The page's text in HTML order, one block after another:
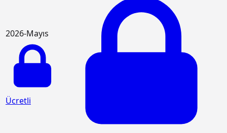
2026-Mayıs
Ücretli